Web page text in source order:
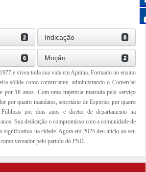
2 Indicação 8
6 Moção 2
e viveu toda sua vida em Apiúna. Formado no ensino
sólida como comerciante, administrando o Comercial
por 18 anos. Com uma trajetória marcada pelo serviço
por quatro mandatos, secretário de Esportes por quatro
por dois anos e diretor de departamento na
Sua dedicação e compromisso com a comunidade de
significativo na cidade. Agora em 2025 deu início ao seu
vereador pelo partido do PSD.